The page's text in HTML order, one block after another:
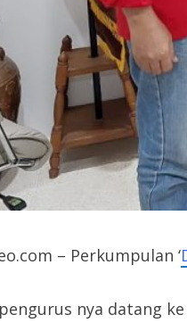
– Perkumpulan ‘
nya datang